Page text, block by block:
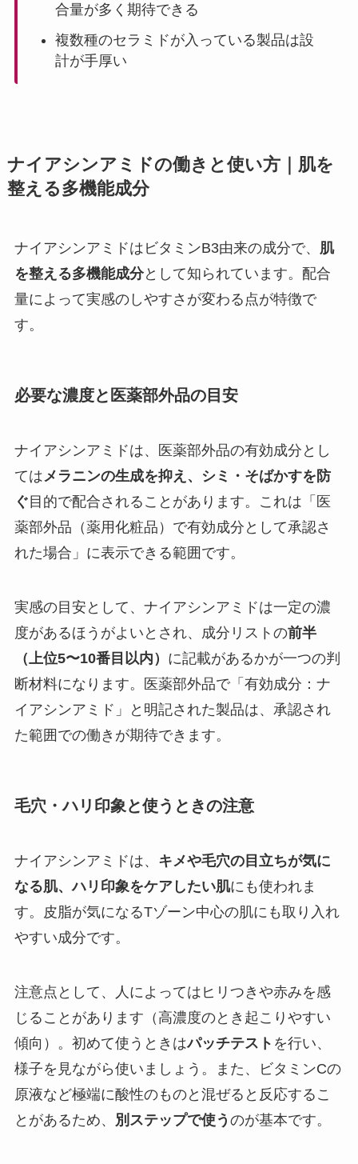
合量が多く期待できる
複数種のセラミドが入っている製品は設
計が手厚い
ナイアシンアミドの働きと使い方｜肌を
整える多機能成分
ナイアシンアミドはビタミンB3由来の成分で、
肌
を整える多機能成分として知られています。配合
量によって実感のしやすさが変わる点が特徴で
す。
必要な濃度と医薬部外品の目安
ナイアシンアミドは、医薬部外品の有効成分とし
てはメラニンの生成を抑え、シミ・そばかすを防
ぐ 目的で配合されることがあります。これは「医
薬部外品（薬用化粧品）で有効成分として承認さ
れた場合」に表示できる範囲です。
実感の目安として、ナイアシンアミドは一定の濃
度があるほうがよいとされ、成分リストの前半
（上位5〜10番目以内） に記載があるかが一つの判
断材料になります。医薬部外品で「有効成分：ナ
イアシンアミド」と明記された製品は、承認され
た範囲での働きが期待できます。
毛穴・ハリ印象と使うときの注意
ナイアシンアミドは、 キメや毛穴の目立ちが気に
なる肌、ハリ印象をケアしたい肌にも使われま
す。皮脂が気になるTゾーン中心の肌にも取り入れ
やすい成分です。
注意点として、人によってはヒリつきや赤みを感
じることがあります（高濃度のとき起こりやすい
傾向）。初めて使うときはパッチテスト を行い、
様子を見ながら使いましょう。また、ビタミンCの
原液など極端に酸性のものと混ぜると反応するこ
とがあるため、
別ステップで使う のが基本です。